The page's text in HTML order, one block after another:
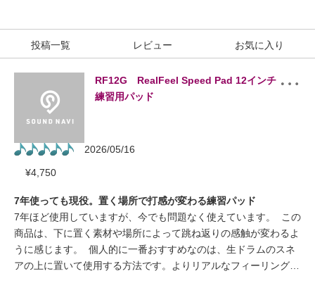
投稿一覧 レビュー お気に入り
RF12G RealFeel Speed Pad 12インチ
練習用パッド
2026/05/16
¥4,750
7年使っても現役。置く場所で打感が変わる練習パッド
7年ほど使用していますが、今でも問題なく使えています。 この
商品は、下に置く素材や場所によって跳ね返りの感触が変わるよ
うに感じます。 個人的に一番おすすめなのは、生ドラムのスネ
アの上に置いて使用する方法です。よりリアルなフィーリングが